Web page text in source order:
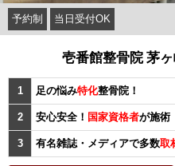
予約制 当日受付OK
壱番館整骨院 茅
1 足の悩み特化整骨院！
2 安心安全！ 国家資格者が施術
3 有名雑誌・メディアで多数取